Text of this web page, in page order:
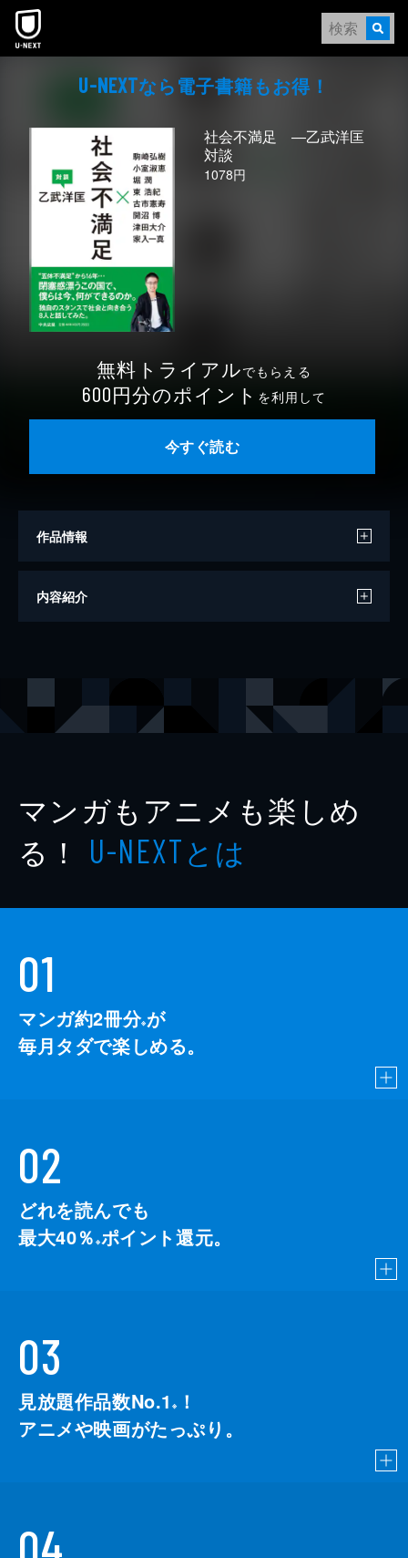
本文へスキップ
U-NEXTなら電⼦書籍もお得！
社会不満足 ―乙武洋匡
対談
1078円
無料トライアルでもらえる
600円分のポイント を利用して
今すぐ読む
作品情報
著者
対談 津田大介
対談 家入一真
内容紹介
マンガもアニメも楽しめ
る！ U-NEXTとは
01
マンガ約2冊分※が
毎月タダで楽しめる。
02
どれを読んでも
最大40％ ※ポイント還元。
03
見放題作品数No.1 ※
！
アニメや映画がたっぷり。